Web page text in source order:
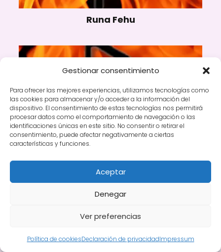
Gestionar consentimiento
Para ofrecer las mejores experiencias, utilizamos tecnologías como
las cookies para almacenar y/o acceder a la información del
dispositivo. El consentimiento de estas tecnologías nos permitirá
procesar datos como el comportamiento de navegación o las
identificaciones únicas en este sitio. No consentir o retirar el
consentimiento, puede afectar negativamente a ciertas
características y funciones.
Aceptar
Denegar
Ver preferencias
Política de cookiesDeclaración de privacidadImpressum
Runa Fehu
Runa Uruz